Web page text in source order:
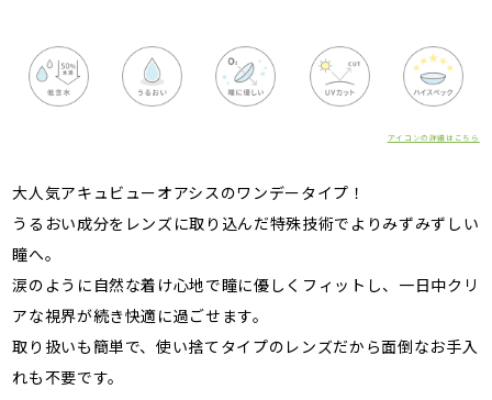
アイコンの詳細はこちら
大人気アキュビューオアシスのワンデータイプ！
うるおい成分をレンズに取り込んだ特殊技術でよりみずみずしい
瞳へ。
涙のように自然な着け心地で瞳に優しくフィットし、一日中クリ
アな視界が続き快適に過ごせます。
取り扱いも簡単で、使い捨てタイプのレンズだから面倒なお手入
れも不要です。